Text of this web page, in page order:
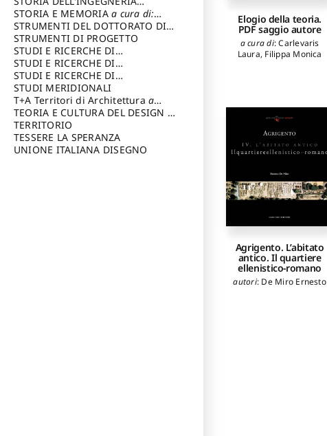
Elogio della teoria.
PDF saggio autore
a cura di:Carlevaris
Laura, Filippa Monica
Agrigento. L’abitato
antico. Il quartiere
ellenistico-romano
autori: De Miro Ernesto
STRUTTURALE IN ITALIAa cura di:
Poretti Sergio
STORIA E MEMORIAa cura di:
Rossi Lauro
STRUMENTI DEL DOTTORATO DI
RICERCA IN RILIEVO E
RAPPRESENTAZIONE
DELL’ARCHITETTURA E
DELL’AMBIENTEa cura di: Migliari
Riccardo
STRUMENTI DI PROGETTO
STUDI E RICERCHE DI
ARCHEOLOGIA IN SICILIA
di: Pelagatti Paola
STUDI E RICERCHE DI
ARCHITETTURA del Dipartimento
di Architettura Università degli
Studi G. d' Annunzio
STUDI E RICERCHE DI
ARCHITETTURA del Dipartimento
di Architettura Università degli
Studi G. d' Annunzio, Chieti-
Pescaraa cura di: Fusero Paolo
STUDI MERIDIONALI
T+A Territori di Architetturaa
cura di: Ramazzotti Luigi
TEORIA E CULTURA DEL DESIGN a
cura di: Furlanis Giuseppe
TERRITORIO
TESSERE LA SPERANZA
UNIONE ITALIANA DISEGNO